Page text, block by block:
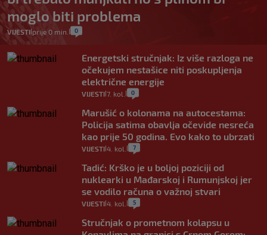
moglo biti problema
VIJESTI| prije 0 min. 0
Energetski stručnjak: Iz više razloga ne
očekujem nestašice niti poskupljenja
električne energije
VIJESTI 7. kol. 0
Marušić o kolonama na autocestama:
Policija satima obavlja očevide nesreća
kao prije 50 godina. Evo kako to ubrzati
VIJESTI 4. kol. 7
Tadić: Krško je u boljoj poziciji od
nuklearki u Mađarskoj i Rumunjskoj jer
se vodilo računa o važnoj stvari
VIJESTI 4. kol. 5
Stručnjak o prometnom kolapsu u